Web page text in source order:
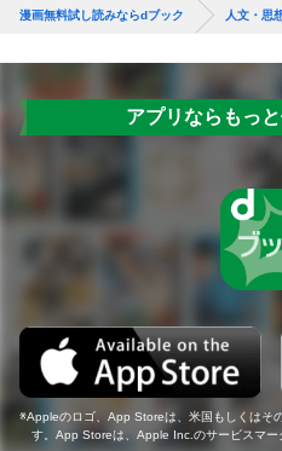
漫画無料試し読みならdブック 人文・思
アプリならもっ
Appleのロゴ、App Storeは、米国もしくはそ
す。App Storeは、Apple Inc.のサービスマー